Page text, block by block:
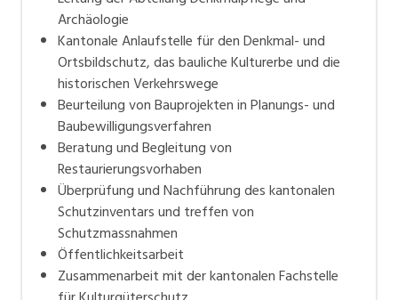
Archäologie
Kantonale Anlaufstelle für den Denkmal- und
Ortsbildschutz, das bauliche Kulturerbe und die
historischen Verkehrswege
Beurteilung von Bauprojekten in Planungs- und
Baubewilligungsverfahren
Beratung und Begleitung von
Restaurierungsvorhaben
Überprüfung und Nachführung des kantonalen
Schutzinventars und treffen von
Schutzmassnahmen
Öffentlichkeitsarbeit
Zusammenarbeit mit der kantonalen Fachstelle